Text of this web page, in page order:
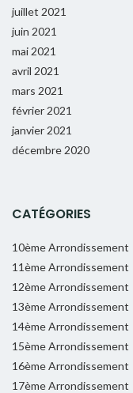
juillet 2021
juin 2021
mai 2021
avril 2021
mars 2021
février 2021
janvier 2021
décembre 2020
CATÉGORIES
10ème Arrondissement
11ème Arrondissement
12ème Arrondissement
13ème Arrondissement
14ème Arrondissement
15ème Arrondissement
16ème Arrondissement
17ème Arrondissement